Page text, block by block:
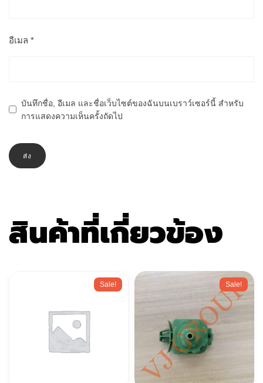
อีเมล *
บันทึกชื่อ, อีเมล และชื่อเว็บไซต์ของฉันบนเบราว์เซอร์นี้ สำหรับ
การแสดงความเห็นครั้งถัดไป
สินค้าที่เกี่ยวข้อง
Sale! Sale!